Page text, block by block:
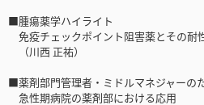
■腫瘍薬学ハイライト
免疫チェックポイント阻害薬とその耐
（川西 正祐）
■薬剤部門管理者・ミドルマネジャーの
急性期病院の薬剤部における応用